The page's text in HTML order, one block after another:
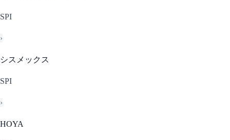
SPI
›
シスメックス
SPI
›
HOYA